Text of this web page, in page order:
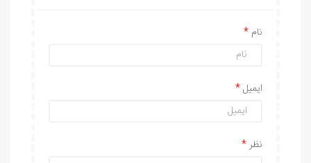
نام
ایمیل
نظر